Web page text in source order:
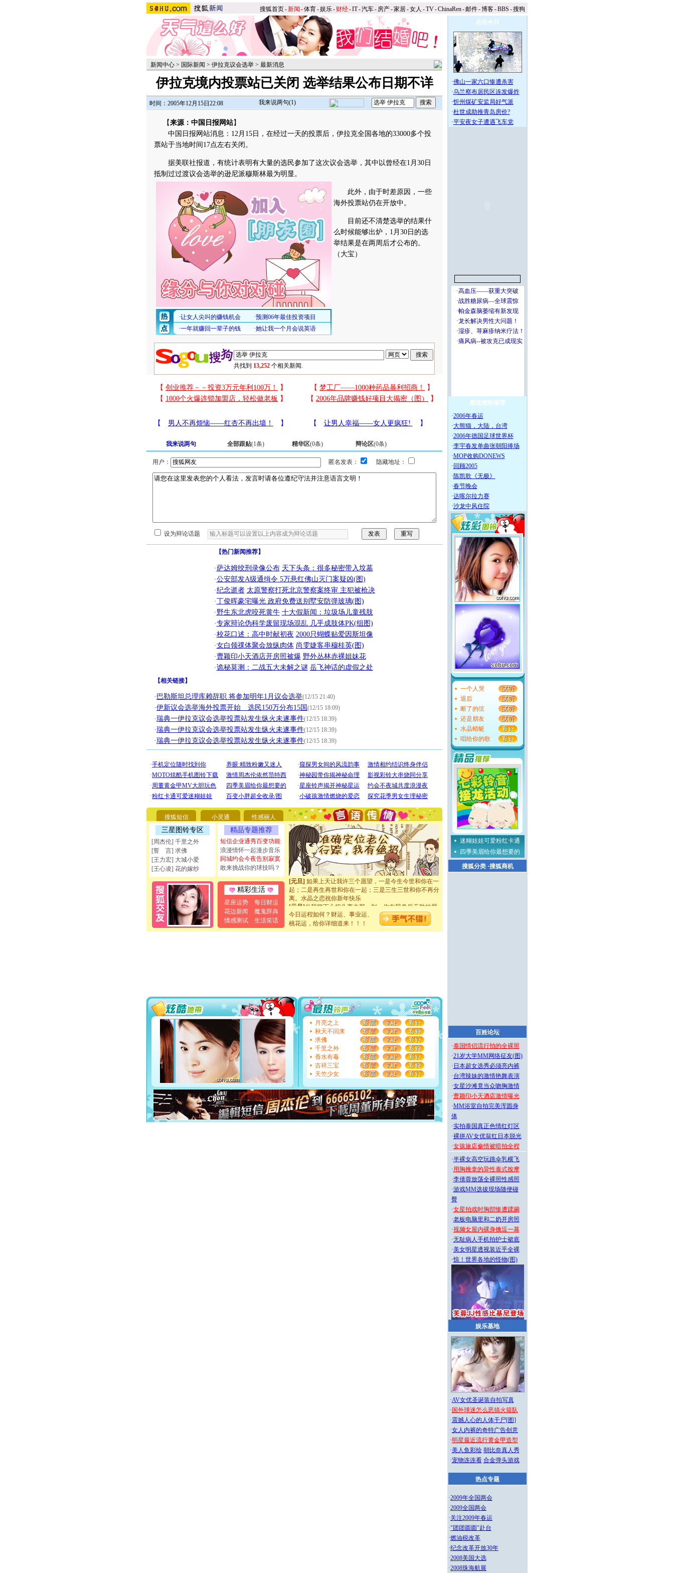
搜狐首页-新闻 -体育-娱乐- 财经-IT-汽车- 房产-家居-女人 -TV-ChinaRen-邮件-博客-BBS -搜狗
新闻中心 > 国际新闻 > 伊拉克议会选举 > 最新消息
伊拉克境内投票站已关闭 选举结果公布日期不详
时间：2005年12月15日22:08 我来说两句(1)
【来源：中国日报网站】
中国日报网站消息：12月15日，在经过一天的投票后，伊拉克全国各地的33000多个投
票站于当地时间17点左右关闭。
据美联社报道，有统计表明有大量的选民参加了这次议会选举，其中以曾经在1月30日
抵制过过渡议会选举的逊尼派穆斯林最为明显。
此外，由于时差原因，一些
海外投票站仍在开放中。
目前还不清楚选举的结果什
么时候能够出炉，1月30日的选
举结果是在两周后才公布的。
（大宝）
共找到 13,252 个相关新闻.
我来说两句 全部跟贴(1条) 精华区(0条) 辩论区(0条)
用户： 匿名发表： 隐藏地址：
设为辩论话题
【热门新闻推荐】
·萨达姆绞刑录像公布 天下头条：很多秘密带入坟墓
·公安部发A级通缉令 5万悬红佛山灭门案疑凶(图)
·纪念逝者 太原警察打死北京警察案终审 主犯被枪决
·丁俊晖豪宅曝光 政府免费送别墅安防弹玻璃(图)
·野生东北虎咬死黄牛 十大假新闻：垃圾场儿童残肢
·专家辩论伪科学废留现场混乱 几乎成肢体PK(组图)
·校花口述：高中时献初夜 2000只蝴蝶贴爱因斯坦像
·女白领祼体聚会放纵肉体 尚雯婕客串穆桂英(图)
·曹颖印小天酒店开房照被爆 野外丛林赤裸姐妹花
·诡秘莫测：二战五大未解之谜 岳飞神话的虚假之处
【相关链接】
· 巴勒斯坦总理库赖辞职 将参加明年1月议会选举(12/15 21:40)
·伊新议会选举海外投票开始 选民150万分布15国 (12/15 18:09)
·瑞典一伊拉克议会选举投票站发生纵火未遂事件(12/15 18:39)
·瑞典一伊拉克议会选举投票站发生纵火未遂事件(12/15 18:39)
·瑞典一伊拉克议会选举投票站发生纵火未遂事件(12/15 18:39)
搜狐短信 小灵通 性感丽人
三星图铃专区
[周杰伦] 千里之外
[誓 言] 求佛
[王力宏] 大城小爱
[王心凌] 花的嫁纱
精品专题推荐
短信企业通秀百变功能
浪漫情怀一起漫步音乐
同城约会今夜告别寂寞
敢来挑战你的球技吗？
精彩生活
星座运势
每日财运
花边新闻
魔鬼辞典
情感测试
生活笑话
[圣诞节]圣诞节到了，想想没什么送给你的，又不打算给
要平安！千万要知足！千万不要忘记我！
[圣诞节]不只这样的日子才会想起你,而是这样的日子才
能正大光明地骚扰你,告诉你,圣诞要快乐!新年要快乐!天
天都要快乐噢!
[圣诞节] 奉上一颗祝福的心,在这个特别的日子里,愿幸福,
如意,快乐,鲜花,一切美好的祝愿与你同在.圣诞快乐!
[元旦]看到你我会触电；看不到你我要充电；没有你我会
断电。爱你是我职业，想你是我事业，抱你是我特长，吻
你是我专业！水晶之恋祝你新年快乐
[元旦]如果上天让我许三个愿望，一是今生今世和你在一
起；二是再生再世和你在一起；三是三生三世和你不再分
离。水晶之恋祝你新年快乐
[元旦]当我狠下心扭头离去那一刻，你在我身后无助地哭
泣，这痛楚让我明白我多么爱你。我转身抱住你：这猪不
卖了。水晶之恋祝你新年快乐。
[春节]风柔雨润好月圆，半岛铁盒伴身边，每日尽显开心
要平安！千万要知足！千万不要忘记我！
[圣诞节]不只这样的日子才会想起你,而是这样的日子才
能正大光明地骚扰你,告诉你,圣诞要快乐!新年要快乐!天
天都要快乐噢!
[圣诞节]奉上一颗祝福的心,在这个特别的日子里,愿幸福,
如意,快乐,鲜花,一切美好的祝愿与你同在.圣诞快乐!
[元旦]
看到你我会触电；看不到你我要充电；没有你我会
断电。爱你是我职业，想你是我事业，抱你是我特长，吻
你是我专业！水晶之恋祝你新年快乐
[元旦]
如果上天让我许三个愿望，一是今生今世和你在一
起；二是再生再世和你在一起；三是三生三世和你不再分
离。水晶之恋祝你新年快乐
[元旦]当我狠下心扭头离去那一刻，你在我身后无助地哭
泣，这痛楚让我明白我多么爱你。我转身抱住你：这猪不
卖了。水晶之恋祝你新年快乐。
[春节]风柔雨润好月圆，半岛铁盒伴身边，每日尽显开心
今日运程如何？财运、事业运、
桃花运，给你详细道来！！！
月亮之上
秋天不回来
求佛
千里之外
香水有毒
吉祥三宝
天竺少女
点击今日
·佛山一家六口惨遭杀害
·乌兰察布居民区连发爆炸
·忻州煤矿安监局好气派
·杜世成助推青岛房价?
·平安夜女子遭遇飞车党
频道精彩推荐
·2006年春运
·大熊猫，大陆，台湾
·2006年德国足球世界杯
·李宇春发单曲张朝阳捧场
·MOP收购DONEWS
· 回顾2005
·陈凯歌《无极》
·春节晚会
·达喀尔拉力赛
·沙龙中风住院
一个人哭
退后
断了的弦
还是朋友
水晶蜻蜓
唱给你的歌
迷糊娃娃可爱粉红卡通
四季美眉给你最想要的
搜狐分类·搜狐商机
百姓论坛
·泰国情侣流行拍的全裸照
·21岁大学MM网络征友(图)
· 日本超女选秀必须亮内裤
·台湾辣妹的激情艳舞表演
·女星沙滩竟当众吻胸激情
·曹颖印小天酒店激情曝光
·MM浴室自拍完美浑圆身
体
·实拍泰国真正色情红灯区
·裸拼AV女优翁红日本脱光
·女孩旅店偷情被暗拍全程
·半裸女高空玩跳伞乳横飞
·用胸推拿的异性泰式按摩
·李倩蓉放荡全裸照性感照
·游戏MM选拔现场随便碰
臀
·女星拍戏时胸部惨遭蹂躏
·老板电脑里和二奶开房照
·视频女屋内裸身挑逗一幕
·无耻病人手机拍护士裙底
·美女明星透视装近乎全裸
·惊！世界各地的怪物(图)
娱乐基地
·AV女优圣诞装自拍写真
· 国外球迷怎么恶搞火箭队
·震撼人心的人体干尸[图]
·女人内裤的奇特广告创意
·明星最近流行黄金甲造型
·美人鱼彩绘 朝比奈真人秀
·宠物连连看 合金弹头游戏
热点专题
·2009年全国两会
·2009全国两会
·关注2009年春运
·"团团圆圆"赴台
·燃油税改革
·纪念改革开放30年
·2008美国大选
·2008珠海航展